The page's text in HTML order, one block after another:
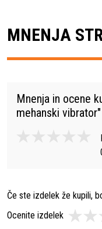
MNENJA
Mnenja in ocene
mehanski vibrator"
Če ste izdelek že kupili,
Ocenite izdelek